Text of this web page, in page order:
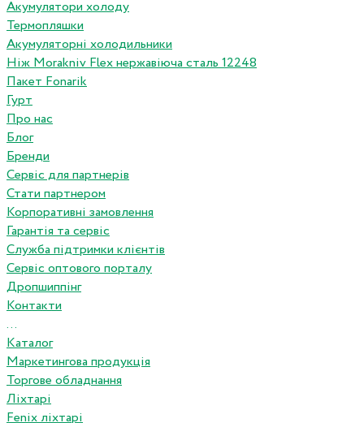
Акумулятори холоду
Термопляшки
Акумуляторні холодильники
Ніж Morakniv Flex нержавіюча сталь 12248
Пакет Fonarik
Гурт
Про нас
Блог
Бренди
Сервіс для партнерів
Стати партнером
Корпоративні замовлення
Гарантія та сервіс
Служба підтримки клієнтів
Сервіс оптового порталу
Дропшиппінг
Контакти
...
Каталог
Маркетингова продукція
Торгове обладнання
Ліхтарі
Fenix ліхтарі